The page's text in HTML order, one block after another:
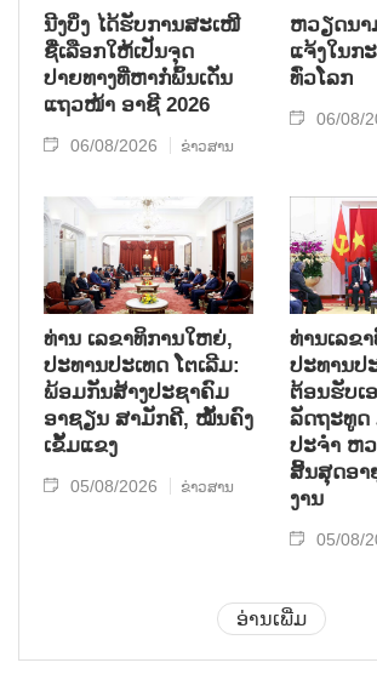
ນີງບິ່ງ ໄດ້ຮັບການສະເໜີ
ຊື່ເລືອກໃຫ້ເປັນຈຸດ
ປາຍທາງທີ່ຫາກໍ່ພົ້ນເດັ່ນ
ແຖວໜ້າ ອາຊີ 2026
06/08/2026 ຂ່າວສານ
ຫວຽດນ
ແຈ້ງໃນກ
ທົ່ວໂລກ
06/08/
ທ່ານ ເລຂາທິການໃຫຍ່,
ປະທານປະເທດ ໂຕເລີມ:
ພ້ອມກັນສ້າງປະຊາຄົມ
ອາຊຽນ ສາມັກຄີ, ໝັ້ນຄົງ
ເຂັ້ມແຂງ
05/08/2026 ຂ່າວສານ
ທ່ານເລຂ
ປະທານປ
ຕ້ອນຮັບເ
ລັດຖະທູດ
ປະຈຳ ຫ
ສິ້ນສຸດອາ
ງານ
05/08/
ອ່ານເພີ່ມ